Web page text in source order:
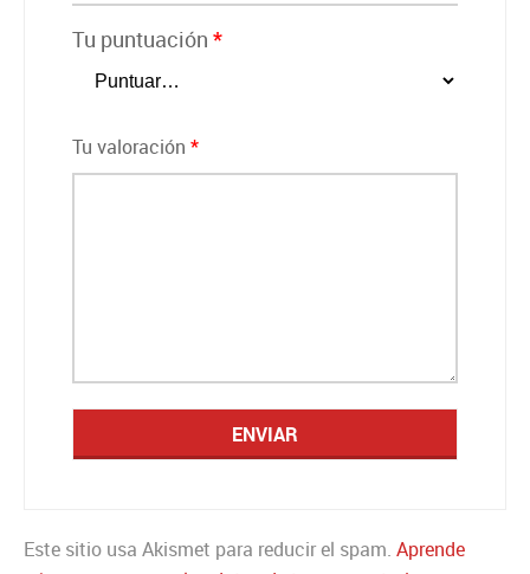
Tu puntuación *
Tu valoración *
Este sitio usa Akismet para reducir el spam. Aprende